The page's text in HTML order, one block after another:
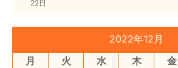
22日
2022年12月
月
火 水 木 金